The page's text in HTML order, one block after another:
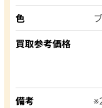
色
買取参考価格
備考